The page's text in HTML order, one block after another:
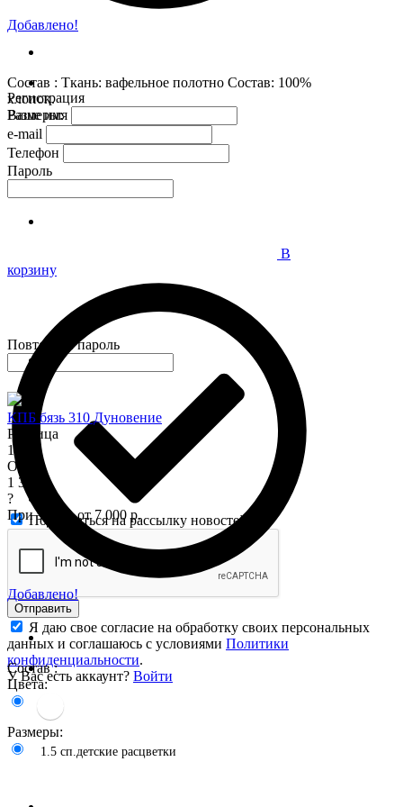
Добавлено!
Состав : Ткань: вафельное полотно Состав: 100%
хлопок.
Размеры:
В
корзину
Добавлено!
Состав :
Цвета:
Размеры:
1.5 сп.детские расцветки
КПБ бязь 310 Дуновение
Розница
1 575
Опт
1 345
?
При заказе от 7 000 р.
Регистрация
Ваше имя
e-mail
Телефон
Пароль
Повторите пароль
Подписаться на рассылку новостей
Отправить
Я даю свое согласие на обработку своих персональных
данных и соглашаюсь с условиями Политики
конфиденциальности.
У Вас есть аккаунт? Войти